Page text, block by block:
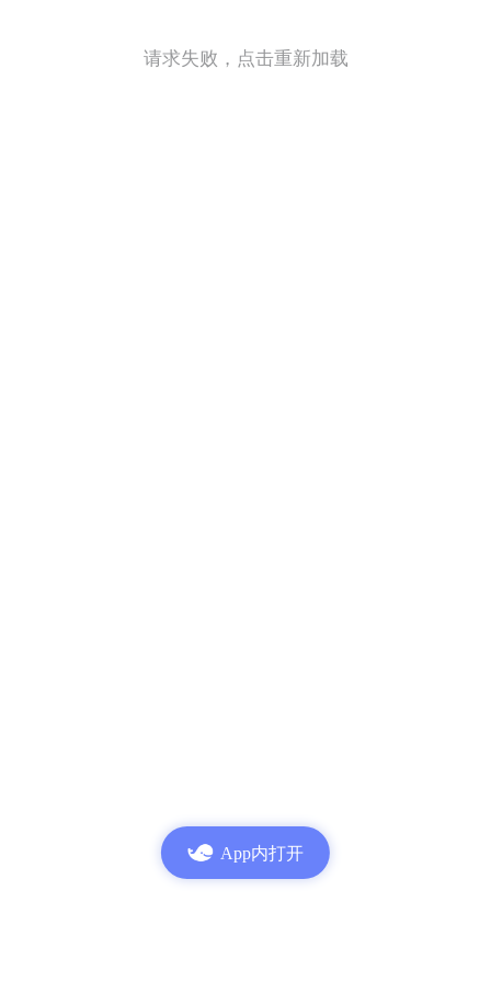
请求失败，点击重新加载
App内打开